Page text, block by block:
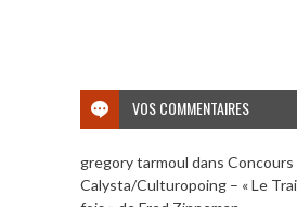
VOS COMMENTAIRES
gregory tarmoul dans Concours
Calysta/Culturopoing – « Le